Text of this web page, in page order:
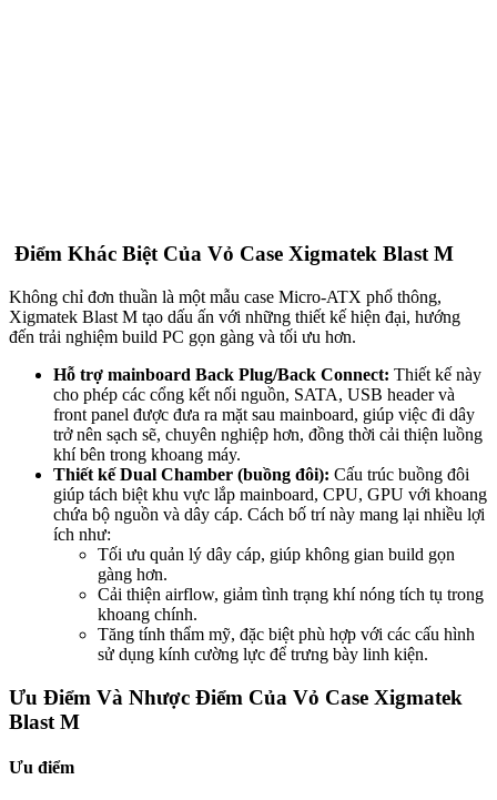
Điểm Khác Biệt Của Vỏ Case Xigmatek Blast M
Không chỉ đơn thuần là một mẫu case Micro-ATX phổ thông,
Xigmatek Blast M tạo dấu ấn với những thiết kế hiện đại, hướng
đến trải nghiệm build PC gọn gàng và tối ưu hơn.
Hỗ trợ mainboard Back Plug/Back Connect: Thiết kế này
cho phép các cổng kết nối nguồn, SATA, USB header và
front panel được đưa ra mặt sau mainboard, giúp việc đi dây
trở nên sạch sẽ, chuyên nghiệp hơn, đồng thời cải thiện luồng
khí bên trong khoang máy.
Thiết kế Dual Chamber (buồng đôi): Cấu trúc buồng đôi
giúp tách biệt khu vực lắp mainboard, CPU, GPU với khoang
chứa bộ nguồn và dây cáp. Cách bố trí này mang lại nhiều lợi
ích như:
Tối ưu quản lý dây cáp, giúp không gian build gọn
gàng hơn.
Cải thiện airflow, giảm tình trạng khí nóng tích tụ trong
khoang chính.
Tăng tính thẩm mỹ, đặc biệt phù hợp với các cấu hình
sử dụng kính cường lực để trưng bày linh kiện.
Ưu Điểm Và Nhược Điểm Của Vỏ Case Xigmatek
Blast M
Ưu điểm